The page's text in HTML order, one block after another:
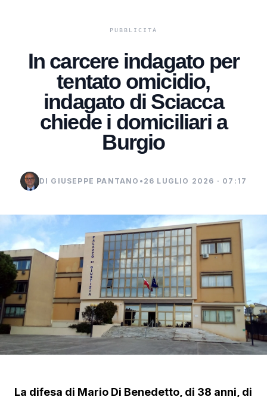
In carcere indagato per
tentato omicidio,
indagato di Sciacca
chiede i domiciliari a
Burgio
DI GIUSEPPE PANTANO • 26 LUGLIO 2026 · 07:17
La difesa di Mario Di Benedetto, di 38 anni, di